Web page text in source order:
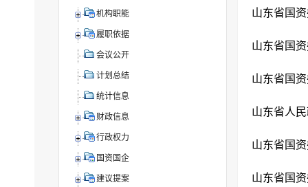
机构职能
履职依据
会议公开
计划总结
统计信息
财政信息
行政权力
国资国企
建议提案
山东省国